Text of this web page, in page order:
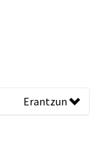
Erantzun